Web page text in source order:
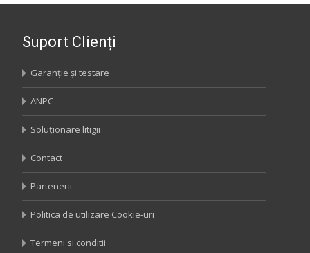
Suport Clienți
Garanție și testare
ANPC
Soluționare litigii
Contact
Partenerii
Politica de utilizare Cookie-uri
Termeni si conditii